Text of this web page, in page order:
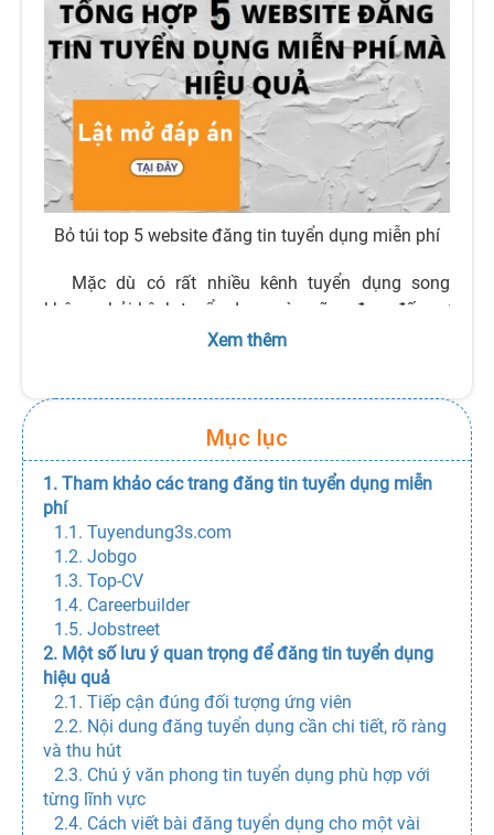
Mục lục
1. Tham khảo các trang đăng tin tuyển dụng miễn
phí
1.1. Tuyendung3s.com
1.2. Jobgo
1.3. Top-CV
1.4. Careerbuilder
1.5. Jobstreet
2. Một số lưu ý quan trọng để đăng tin tuyển dụng
hiệu quả
2.1. Tiếp cận đúng đối tượng ứng viên
2.2. Nội dung đăng tuyển dụng cần chi tiết, rõ ràng
và thu hút
2.3. Chú ý văn phong tin tuyển dụng phù hợp với
từng lĩnh vực
2.4. Cách viết bài đăng tuyển dụng cho một vài
Bỏ túi top 5 website đăng tin tuyển dụng miễn phí
Mặc dù có rất nhiều kênh tuyển dụng song
không phải kênh tuyển dụng nào cũng đem đến sự
hỗ trợ chất lượng cho bạn. Tất nhiên điều mọi nhà
dựng website có đầy đủ mọi tiện ích chuyên nghiệp
nhất phục vụ cho nhu cầu tuyển dụng ứng viên tiềm
năng. Đồng thời, các chuyên gia việc làm tại đây
cũng đã dành nhiều nhiệt huyết cho việc nghiên cứu
thị trường, tìm ra top những trang web tuyển dụng
uy tín, đăng tuyển nhân viên hoàn toàn miễn phí.
Danh sách các trang tuyển dụng đó sẽ được công
bố ngay sau đây.
1.1. Tuyendung3s.com
Vị trí top 1 ưu ái xướng tên Tuyendung3s.com
có rất nhiều lý do đi kèm chứng minh đơn vị này
hoàn toàn xứng đáng. Vốn thuộcvc nhóm đơn vị hỗ
trợ tuyển dụng trẻ nên website rất thuận lợi để ứng
dụng nhiều ứng dụng công nghệ mới từ đó đem
Xem thêm